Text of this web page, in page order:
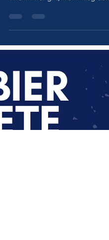
mehr
in den Ausverkauf mit
Wie immer gilt, wenn weg